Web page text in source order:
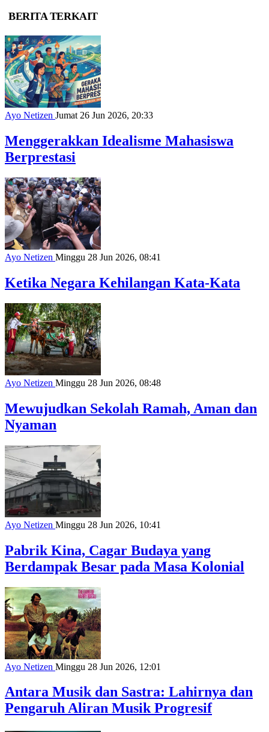
BERITA TERKAIT
Ayo Netizen Jumat 26 Jun 2026, 20:33
Menggerakkan Idealisme Mahasiswa
Berprestasi
Ayo Netizen Minggu 28 Jun 2026, 08:41
Ketika Negara Kehilangan Kata-Kata
Ayo Netizen Minggu 28 Jun 2026, 08:48
Mewujudkan Sekolah Ramah, Aman dan
Nyaman
Ayo Netizen Minggu 28 Jun 2026, 10:41
Pabrik Kina, Cagar Budaya yang
Berdampak Besar pada Masa Kolonial
Ayo Netizen Minggu 28 Jun 2026, 12:01
Antara Musik dan Sastra: Lahirnya dan
Pengaruh Aliran Musik Progresif